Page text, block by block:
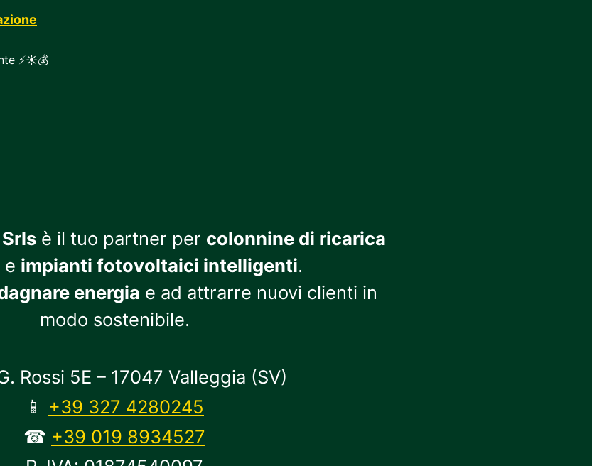
⚡☀️💰
è il tuo partner per colonnine di ricarica
e impianti fotovoltaici intelligenti.
energia e ad attrarre nuovi clienti in
modo sostenibile.
Rossi 5E – 17047 Valleggia (SV)
📱 +39 327 4280245
☎ +39 019 8934527